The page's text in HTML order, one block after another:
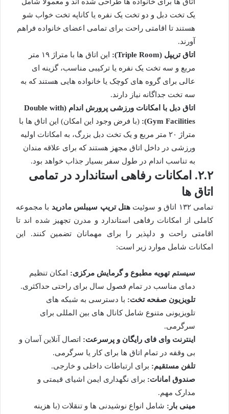
یک تخت دبل و دو تخت یک نفره یا کاناپه تخت خواب شو
هستند تا اقامتی راحت برای تمامی اعضای خانواده فراهم
آورند.
اتاق تریپل (Triple Room):
این اتاق ها با متراژ ۱۹ متر
مربع و سه تخت یک نفره یا ترکیبی مناسب، گزینه ای
عالی برای گروه های کوچک یا خانواده هایی هستند که به
سه تخت جداگانه نیاز دارند.
اتاق دبل با امکانات ورزشی پرورش اندام (Double with
Gym Facilities):
(با فرض وجود این امکان) این اتاق ها با
متراژ ۲۰ متر مربع و یک تخت دبل بزرگ، به امکانات اولیه
ورزشی در داخل اتاق مجهز هستند که برای علاقه مندان
به تناسب اندام در طول سفر بسیار جذاب خواهد بود.
۲.۲. امکانات رفاهی استاندارد در تمامی
اتاق ها
تمامی ۱۳۲ اتاق و سوئیت هتل تریپ سیبلس مادرید با مجموعه
کاملی از امکانات رفاهی استاندارد و مدرن تجهیز شده اند تا
اقامتی راحت و دلپذیر را برای مهمانان تضمین کنند. این
امکانات شامل موارد زیر است:
سیستم تهویه مطبوع و گرمایش مرکزی: امکان تنظیم
دمای مناسب در تمام فصول سال برای راحتی حداکثری.
تلویزیون صفحه تخت: با دسترسی به شبکه های
تلویزیونی متنوع شامل کانال های بین المللی برای
سرگرمی.
اینترنت وای فای رایگان و پرسرعت: اتصال آنلاین آسان و
بی وقفه در تمام اتاق ها برای کار یا سرگرمی.
تلفن مستقیم: برای ارتباطات داخلی و خارجی.
صندوق امانات: برای نگهداری ایمن اشیای قیمتی و
مدارک مهم.
مینی بار: شامل انواع نوشیدنی ها و تنقلات (با هزینه